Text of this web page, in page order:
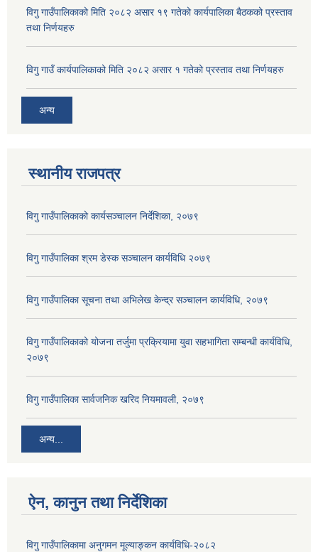
विगु गाउँपालिकाको मिति २०८२ असार १९ गतेको कार्यपालिका बैठकको प्रस्ताव
तथा निर्णयहरु
विगु गाउँ कार्यपालिकाको मिति २०८२ असार १ गतेको प्रस्ताव तथा निर्णयहरु
अन्य
स्थानीय राजपत्र
विगु गाउँपालिकाको कार्यसञ्‍चालन निर्देशिका, २०७९
विगु गाउँपालिका श्रम डेस्क सञ्चालन कार्यविधि २०७९
विगु गाउँपालिका सूचना तथा अभिलेख केन्द्र सञ्चालन कार्यविधि, २०७९
विगु गाउँपालिकाको योजना तर्जुमा प्रक्रियामा युवा सहभागिता सम्बन्धी कार्यविधि,
२०७९
विगु गाउँपालिका सार्वजनिक खरिद नियमावली, २०७९
अन्य...
ऐन, कानुन तथा निर्देशिका
विगु गाउँपालिकामा अनुगमन मूल्याङ्कन कार्यविधि-२०८२